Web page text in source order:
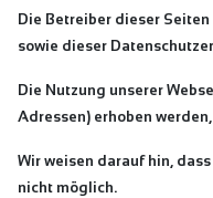
Die Betreiber dieser
sowie dieser
Die Nutzung unserer
Adressen) erhoben
Wir weisen darauf hin,
nicht möglich.